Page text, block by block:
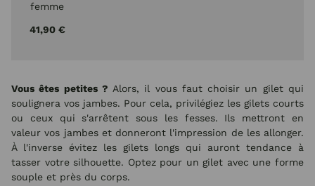
femme
Noir
41,90 €
Vous êtes petites ? Alors, il vous faut choisir un gilet qui
soulignera vos jambes. Pour cela, privilégiez les gilets courts
ou ceux qui s'arrêtent sous les fesses. Ils mettront en
valeur vos jambes et donneront l'impression de les allonger.
À l'inverse évitez les gilets longs qui auront tendance à
tasser votre silhouette. Optez pour un gilet avec une forme
souple et près du corps.